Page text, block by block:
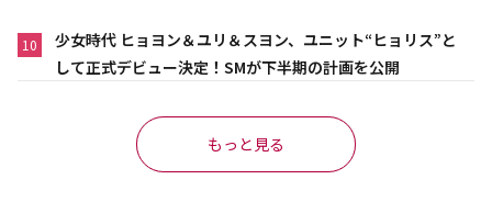
10
少女時代 ヒョヨン＆ユリ＆スヨン、ユニット“ヒョリス”と
して正式デビュー決定！SMが下半期の計画を公開
もっと見る